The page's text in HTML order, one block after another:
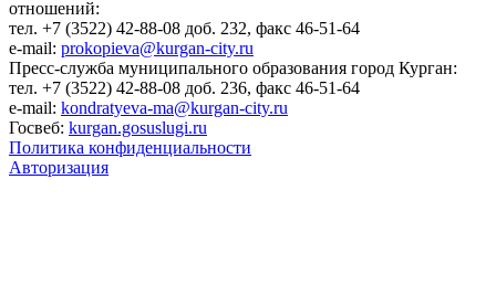
отношений:
тел. +7 (3522) 42-88-08 доб. 232, факс 46-51-64
e-mail: prokopieva@kurgan-city.ru
Пресс-служба муниципального образования город Курган:
тел. +7 (3522) 42-88-08 доб. 236, факс 46-51-64
e-mail: kondratyeva-ma@kurgan-city.ru
Госвеб: kurgan.gosuslugi.ru
Политика конфиденциальности
Авторизация